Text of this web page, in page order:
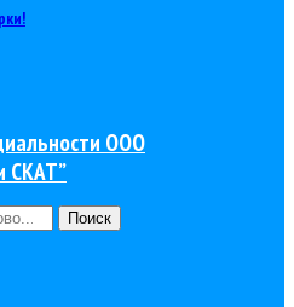
ООО
СКАТ”
Поиск